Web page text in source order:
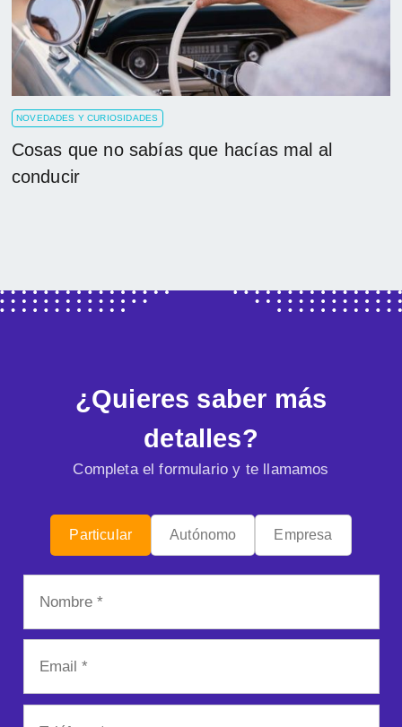
NOVEDADES Y CURIOSIDADES
Cosas que no sabías que hacías mal al
conducir
¿Quieres saber más
detalles?
Completa el formulario y te llamamos
Particular Autónomo Empresa